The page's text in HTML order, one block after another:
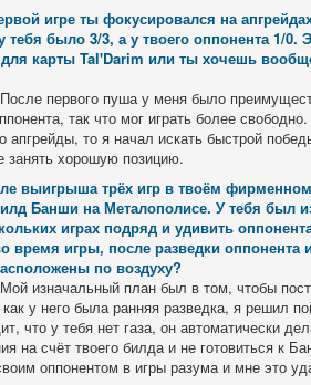
игре ты фокусировался на
тебя было 3/3, а у твоего оппонента 1/
карты Tal'Darim или ты хочешь
После первого пуша у меня было
так что мог играть более
апгрейды, то я начал искать быстрой
занять хорошую позицию.
выигрыша трёх игр в твоём
Банши на Металополисе. У тебя был
играх подряд и удивить
время игры, после разведки оппонента
по воздуху?
Мой изначальный план был в том, чтобы
как у него была ранняя разведка, я решил
что у тебя нет газа, он автоматически
на счёт твоего билда и не готовиться к
оппонентом в игры разума и мне это